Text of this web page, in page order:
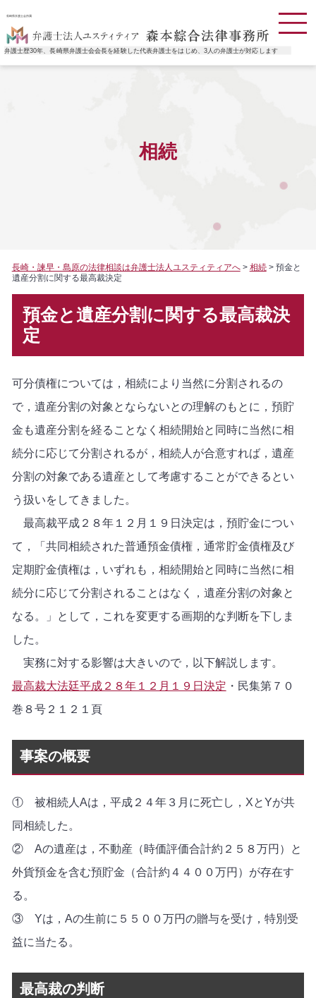
長崎県弁護士会所属
弁護士歴30年、長崎県弁護士会会長を経験した代表弁護士をはじめ、3人の弁護士が対応します
相続
長崎・諫早・島原の法律相談は弁護士法人ユスティティアへ> 相続> 預金と
遺産分割に関する最高裁決定
預金と遺産分割に関する最高裁決
定
可分債権については，相続により当然に分割されるの
で，遺産分割の対象とならないとの理解のもとに，預貯
金も遺産分割を経ることなく相続開始と同時に当然に相
続分に応じて分割されるが，相続人が合意すれば，遺産
分割の対象である遺産として考慮することができるとい
う扱いをしてきました。
最高裁平成２８年１２月１９日決定は，預貯金につい
て，「共同相続された普通預金債権，通常貯金債権及び
定期貯金債権は，いずれも，相続開始と同時に当然に相
続分に応じて分割されることはなく，遺産分割の対象と
なる。」として，これを変更する画期的な判断を下しま
した。
実務に対する影響は大きいので，以下解説します。
最高裁大法廷平成２８年１２月１９日決定 ・民集第７０
巻８号２１２１頁
事案の概要
① 被相続人Aは，平成２４年３月に死亡し，XとYが共
同相続した。
② Aの遺産は，不動産（時価評価合計約２５８万円）と
外貨預金を含む預貯金（合計約４４００万円）が存在す
る。
③ Yは，Aの生前に５５００万円の贈与を受け，特別受
益に当たる。
最高裁の判断